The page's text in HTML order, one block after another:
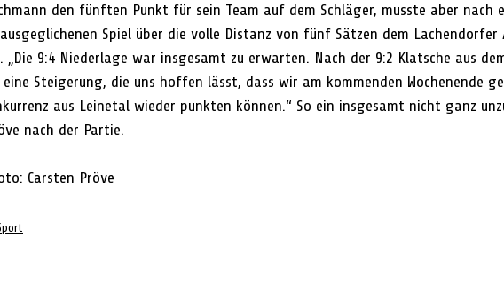
den fünften Punkt für sein Team auf dem Schläger, musste aber nach
Spiel über die volle Distanz von fünf Sätzen dem Lachendorfer
„Die 9:4 Niederlage war insgesamt zu erwarten. Nach der 9:2 Klatsche aus
Steigerung, die uns hoffen lässt, dass wir am kommenden Wochenende
aus Leinetal wieder punkten können.“ So ein insgesamt nicht ganz
nach der Partie.
Carsten Pröve